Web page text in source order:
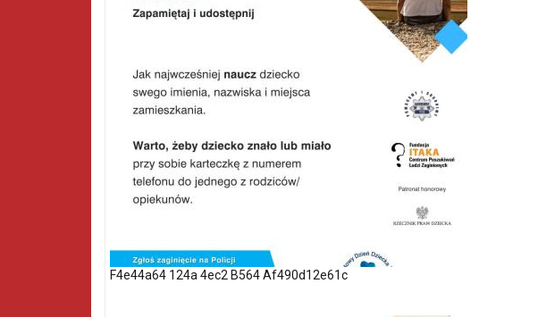
F4e44a64 124a 4ec2 B564 Af490d12e61c